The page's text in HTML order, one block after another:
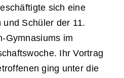
sich eine
Schüler der 11.
Gymnasiums im
Ihr Vortrag
ging unter die